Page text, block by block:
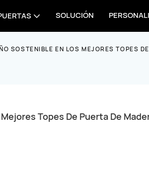
SOLUCIÓN
SOSTENIBLE EN LOS MEJORES TOPES
Topes De Puerta De